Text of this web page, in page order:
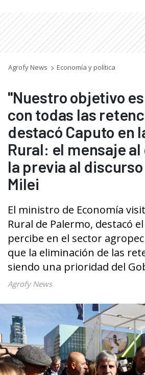
Agrofy News Economía y política
"Nuestro objetivo
con todas las
destacó Caputo en
Rural: el mensaje al
la previa al
Milei
El ministro de Economía
Rural de Palermo, destacó
percibe en el sector
que la eliminación de las
siendo una prioridad del
Agrofy News